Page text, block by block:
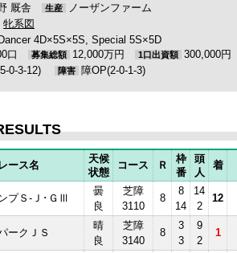
厩舎 生産
ノーザンファーム
牝系図
4D×5S×5S, Special 5S×5D
口 募集総額 12,000万円 1口出資額 300,000円
0-3-12) 障害 障OP(2-0-1-3)
レース名
天候
状態
コース Ｒ
枠
番
頭
人
着
プＳ-Ｊ･ＧⅢ
曇
良
芝障
3110
8
8
14
14
2
12
ークＪＳ
晴
良
芝障
3140
8
3
3
9
2
1